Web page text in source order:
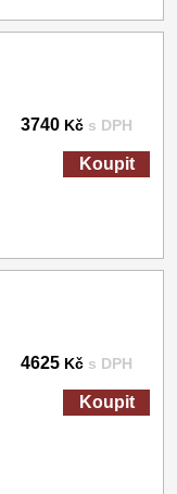
3740 Kč s DPH
Koupit
4625 Kč s DPH
Koupit